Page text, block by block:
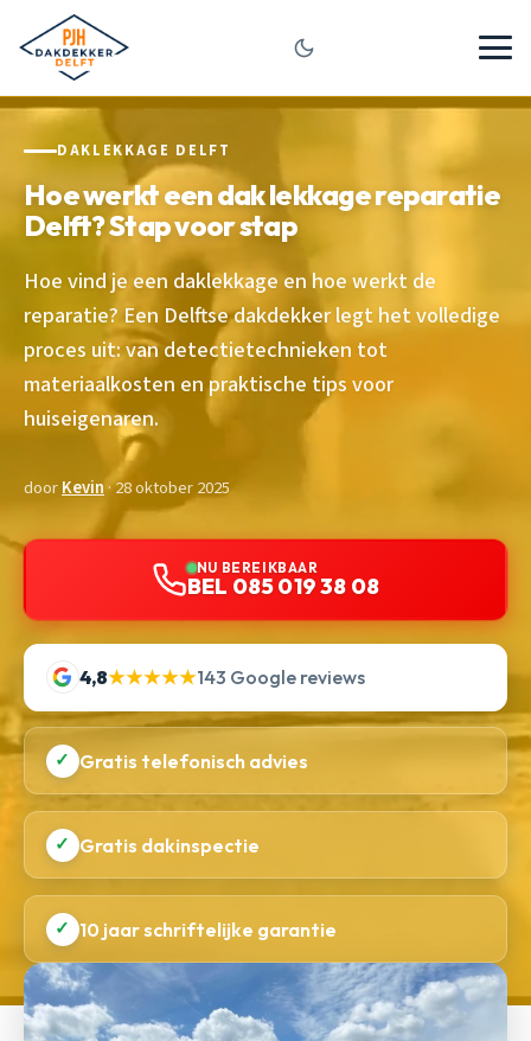
DAKLEKKAGE DELFT
Hoe werkt een dak lekkage reparatie
Delft? Stap voor stap
Hoe vind je een daklekkage en hoe werkt de
reparatie? Een Delftse dakdekker legt het volledige
proces uit: van detectietechnieken tot
materiaalkosten en praktische tips voor
huiseigenaren.
doorKevin· 28 oktober 2025
NU BEREIKBAAR
BEL 085 019 38 08
4,8★★★★★143 Google reviews
✓ Gratis telefonisch advies
✓ Gratis dakinspectie
✓ 10 jaar schriftelijke garantie